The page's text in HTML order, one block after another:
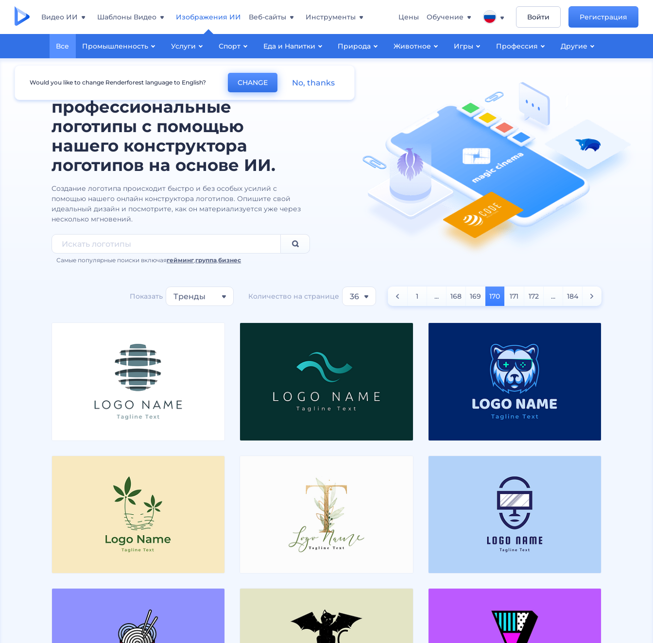
Видео ИИ Шаблоны Видео Изображения ИИ
Все Промышленность Услуги Спорт Еда и Напитки Природа Животное Игры Профессия Другие
Веб-сайты Инструменты Цены Обучение Войти Регистрация
Создавайте
профессиональные
логотипы с помощью
нашего конструктора
логотипов на основе ИИ.
Создание логотипа происходит быстро и без особых усилий с
помощью нашего онлайн конструктора логотипов. Опишите свой
идеальный дизайн и посмотрите, как он материализуется уже через
несколько мгновений.
Самые популярные поиски включаягейминг,группа,бизнес
Показать Тренды Количество на странице 36 1 ... 168 169 170 171 172 ... 184
Would you like to change Renderforest language to English? CHANGE No, thanks